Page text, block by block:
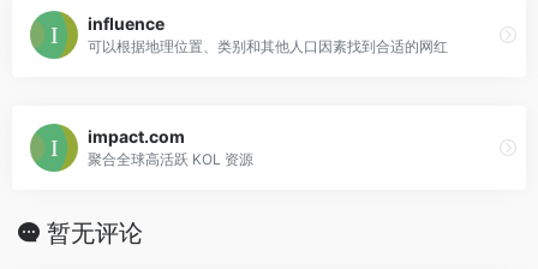
influence
可以根据地理位置、类别和其他人口因素找到合适的网红
impact.com
聚合全球高活跃 KOL 资源
暂无评论